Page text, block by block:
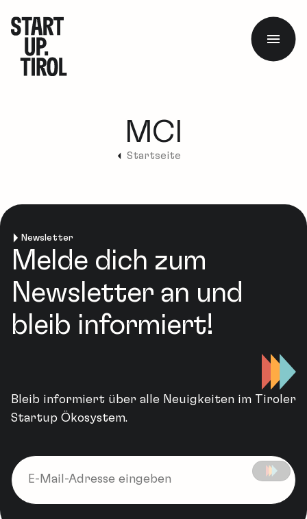
MCI
Startseite
Newsletter
Melde dich zum
Newsletter an und
bleib informiert!
Bleib informiert über alle Neuigkeiten im Tiroler
Startup Ökosystem.